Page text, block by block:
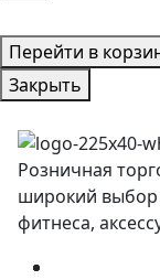
Перейти в
Закрыть
Розничная
широкий выбор
фитнеса,